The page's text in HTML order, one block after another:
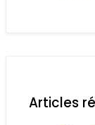
Articles